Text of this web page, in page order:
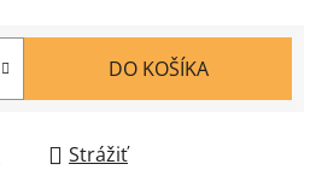
DO KOŠÍKA
Strážiť